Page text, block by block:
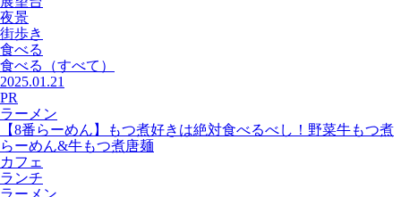
夜景
街歩き
食べる
食べる
（すべて）
2025.01.21
PR
ラーメン
【8番らーめん】もつ煮好きは絶対食べるべし！野菜牛もつ煮
らーめん&牛もつ煮唐麺
カフェ
ランチ
ラーメン